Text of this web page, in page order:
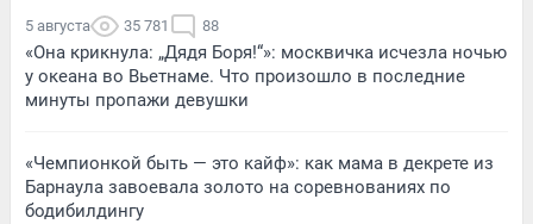
5 августа 35 781 88
«Она крикнула: „Дядя Боря!“»: москвичка исчезла ночью
у океана во Вьетнаме. Что произошло в последние
минуты пропажи девушки
«Чемпионкой быть — это кайф»: как мама в декрете из
Барнаула завоевала золото на соревнованиях по
бодибилдингу